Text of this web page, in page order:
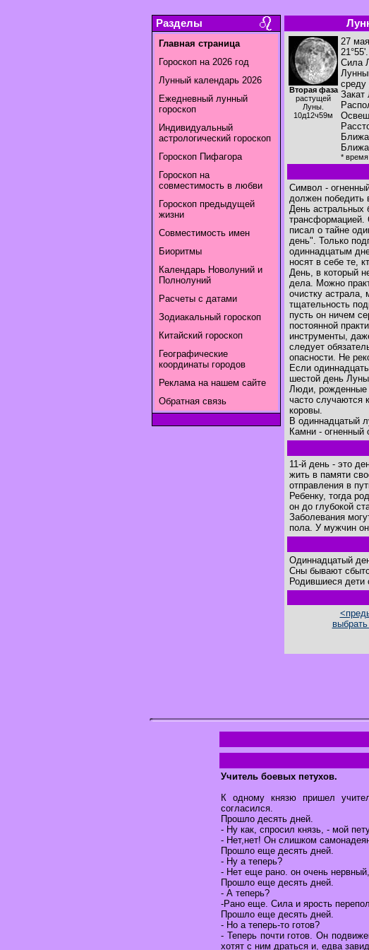
Разделы
Главная страница
Гороскоп на 2026 год
Лунный календарь 2026
Ежедневный лунный
гороскоп
Индивидуальный
астрологический гороскоп
Гороскоп Пифагора
Гороскоп на
совместимость в любви
Гороскоп предыдущей
жизни
Совместимость имен
Биоритмы
Календарь Новолуний и
Полнолуний
Расчеты с датами
Зодиакальный гороскоп
Китайский гороскоп
Географические
координаты городов
Реклама на нашем сайте
Обратная связь
Вторая фаза
растущей
Луны.
10д12ч59м
27
21°55'.
Сила
среду
Закат
* время
Символ -
должен победить
День астральных
трансформацией.
писал о тайне
день". Только
одиннадцатым
носят в себе те,
День, в который
дела. Можно
очистку астрала,
тщательность
пусть он ничем
постоянной
инструменты,
следует
опасности. Не
Если
шестой день Луны
Люди, рожденные
часто случаются
коровы.
В одиннадцатый
Камни - огненный
11-й день - это
жить в памяти
отправления в
Ребенку, тогда
он до глубокой
Заболевания
пола. У мужчин
Одиннадцатый
Сны бывают
Родившиеся дети
Учитель боевых петухов.
К одному князю пришел
согласился.
Прошло десять дней.
- Ну как, спросил князь, - мой
- Нет,нет! Он слишком
Прошло еще десять дней.
- Ну а теперь?
- Нет еще рано. он очень
Прошло еще десять дней.
- А теперь?
-Рано еще. Сила и ярость
Прошло еще десять дней.
- Но а теперь-то готов?
- Теперь почти готов. Он
хотят с ним драться и, едва